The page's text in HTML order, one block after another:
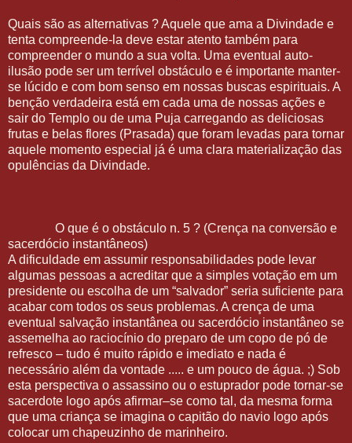
Quais são as alternativas ? Aquele que ama a Divindade e
tenta compreende-la deve estar atento também para
compreender o mundo a sua volta. Uma eventual auto-
ilusão pode ser um terrível obstáculo e é importante manter-
se lúcido e com bom senso em nossas buscas espirituais. A
benção verdadeira está em cada uma de nossas ações e
sair do Templo ou de uma Puja carregando as deliciosas
frutas e belas flores (Prasada) que foram levadas para tornar
aquele momento especial já é uma clara materialização das
opulências da Divindade.
O que é o obstáculo n. 5 ? (Crença na conversão e
sacerdócio instantâneos)
A dificuldade em assumir responsabilidades pode levar
algumas pessoas a acreditar que a simples votação em um
presidente ou escolha de um “salvador” seria suficiente para
acabar com todos os seus problemas. A crença de uma
eventual salvação instantânea ou sacerdócio instantâneo se
assemelha ao raciocínio do preparo de um copo de pó de
refresco – tudo é muito rápido e imediato e nada é
necessário além da vontade ..... e um pouco de água. ;) Sob
esta perspectiva o assassino ou o estuprador pode tornar-se
sacerdote logo após afirmar–se como tal, da mesma forma
que uma criança se imagina o capitão do navio logo após
colocar um chapeuzinho de marinheiro.